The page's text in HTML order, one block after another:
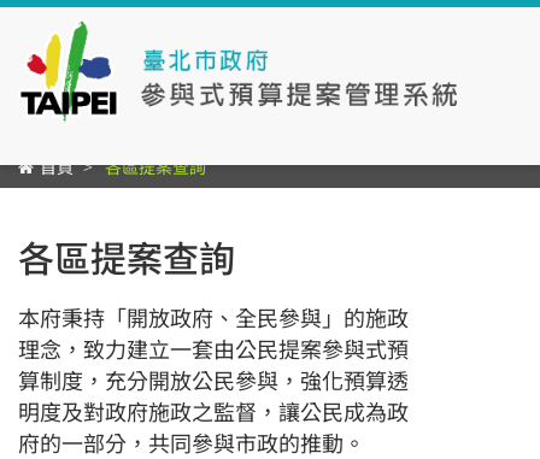
首頁 各區提案查詢
各區提案查詢
本府秉持「開放政府、全民參與」的施政
理念，致力建立一套由公民提案參與式預
算制度，充分開放公民參與，強化預算透
明度及對政府施政之監督，讓公民成為政
府的一部分，共同參與市政的推動。